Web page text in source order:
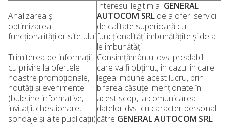
Analizarea și
optimizarea
funcționalităților site-ului
Interesul legitim al GENERAL
AUTOCOM SRL de a oferi servicii
de calitate superioară cu
funcționalități îmbunătățite și de a
le îmbunătăți
Trimiterea de informații
cu privire la ofertele
noastre promoționale,
noutăți și evenimente
(buletine informative,
invitații, chestionare,
sondaje și alte publicații)
Consimțământul dvs. prealabil
care va fi obținut, în cazul în care
legea impune acest lucru, prin
bifarea căsuței menționate în
acest scop, la comunicarea
datelor dvs. cu caracter personal
către GENERAL AUTOCOM SRL